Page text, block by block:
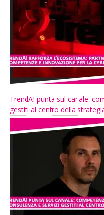
TrendAI punta sul canale:
gestiti al centro della